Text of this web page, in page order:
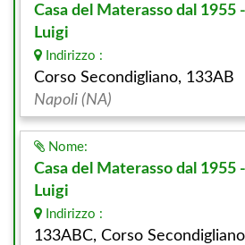
Casa del Materasso dal 1955
Luigi
Indirizzo :
Corso Secondigliano, 133AB
Napoli (NA)
Nome:
Casa del Materasso dal 1955
Luigi
Indirizzo :
133ABC, Corso Secondigliano